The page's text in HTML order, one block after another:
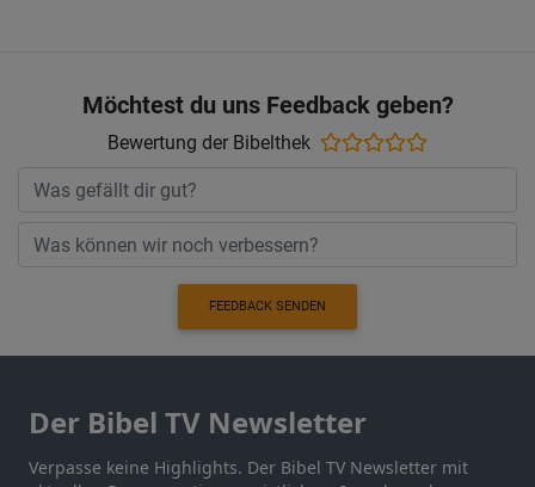
Möchtest du uns Feedback geben?
Bewertung der Bibelthek
FEEDBACK SENDEN
Der Bibel TV Newsletter
Verpasse keine Highlights. Der Bibel TV Newsletter mit